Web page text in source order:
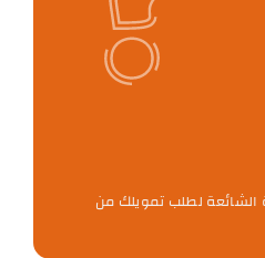
الشائعة لطلب تمويلك من